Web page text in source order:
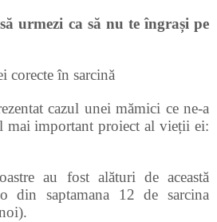
urmezi ca să nu te îngrași pe
corecte în sarcină
cazul unei mămici ce ne-a
mai important proiect al vieții ei:
au fost alături de această
din saptamana 12 de sarcina